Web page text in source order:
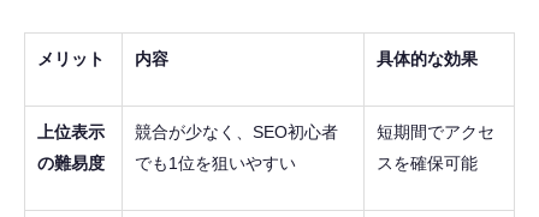
メリット 内容 具体的な効果
上位表示
の難易度
競合が少なく、SEO初心者
でも1位を狙いやすい
短期間でアクセ
スを確保可能